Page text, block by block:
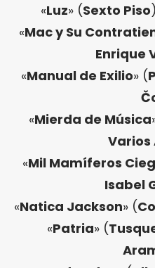
«Luz» (Sexto Piso
«Mac y Su
Enrique
«Manual de Exilio» (
«Mierda de Música
Varios
«Mil Mamíferos
Isabel
«Natica Jackson» (
«Patria» (